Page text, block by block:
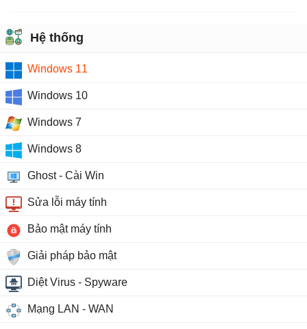
Hệ thống
Windows 11
Windows 10
Windows 7
Windows 8
Ghost - Cài Win
Sửa lỗi máy tính
Bảo mật máy tính
Giải pháp bảo mật
Diệt Virus - Spyware
Mạng LAN - WAN